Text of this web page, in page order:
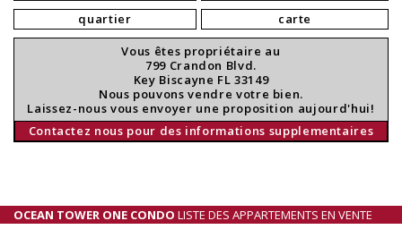
quartier
carte
Vous êtes propriétaire au
799 Crandon Blvd.
Key Biscayne FL 33149
Nous pouvons vendre votre bien.
Laissez-nous vous envoyer une proposition aujourd'hui!
Contactez nous pour des informations supplementaires
OCEAN TOWER ONE CONDO LISTE DES APPARTEMENTS EN VENTE